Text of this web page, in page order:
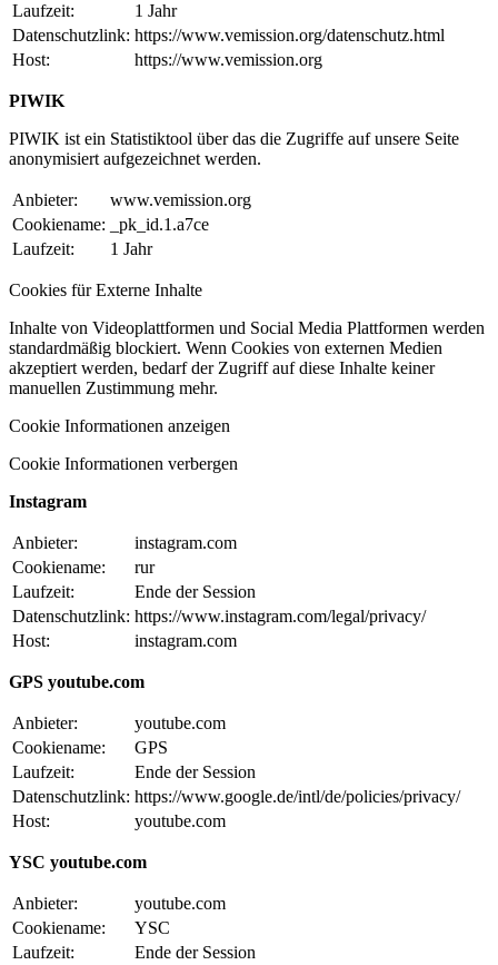
Laufzeit:
1 Jahr
Datenschutzlink: https://www.vemission.org/datenschutz.html
Host:
https://www.vemission.org
PIWIK
PIWIK ist ein Statistiktool über das die Zugriffe auf unsere Seite
anonymisiert aufgezeichnet werden.
Anbieter:
www.vemission.org
Cookiename:
_pk_id.1.a7ce
Laufzeit:
1 Jahr
Cookies für Externe Inhalte
Inhalte von Videoplattformen und Social Media Plattformen werden
standardmäßig blockiert. Wenn Cookies von externen Medien
akzeptiert werden, bedarf der Zugriff auf diese Inhalte keiner
manuellen Zustimmung mehr.
Cookie Informationen anzeigen
Cookie Informationen verbergen
Instagram
Anbieter:
instagram.com
Cookiename:
rur
Laufzeit:
Ende der Session
Datenschutzlink: https://www.instagram.com/legal/privacy/
Host:
instagram.com
GPS youtube.com
Anbieter:
youtube.com
Cookiename:
GPS
Laufzeit:
Ende der Session
Datenschutzlink: https://www.google.de/intl/de/policies/privacy/
Host:
youtube.com
YSC youtube.com
Anbieter:
youtube.com
Cookiename:
YSC
Laufzeit:
Ende der Session